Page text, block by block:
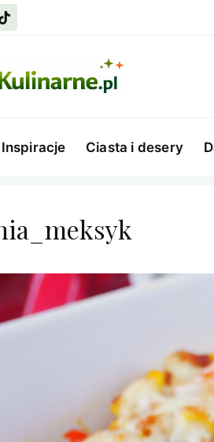
Inspiracje Ciasta i desery